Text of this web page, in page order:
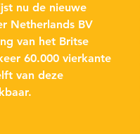
nu de nieuwe
Netherlands BV
van het Britse
60.000 vierkante
van deze